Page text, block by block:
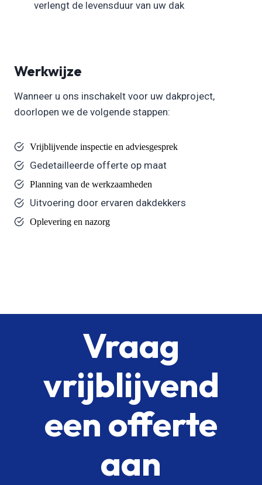
verlengt de levensduur van uw dak
Werkwijze
Wanneer u ons inschakelt voor uw dakproject,
doorlopen we de volgende stappen:
Vrijblijvende inspectie en adviesgesprek
Gedetailleerde offerte op maat
Planning van de werkzaamheden
Uitvoering door ervaren dakdekkers
Oplevering en nazorg
Vraag
vrijblijvend
een offerte
aan